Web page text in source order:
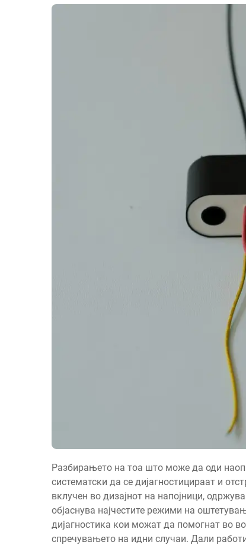
Разбирањето на тоа што може да оди
систематски да се дијагностицираат и
вклучен во дизајнот на напојници,
објаснува најчестите режими на
дијагностика кои можат да помогнат во
спречувањето на идни случаи. Дали